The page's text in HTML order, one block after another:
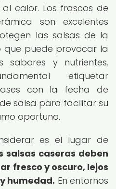
calor. Los frascos de
son excelentes
las salsas de la
que puede provocar la
sabores y nutrientes.
etiquetar
con la fecha de
salsa para facilitar su
oportuno.
es el lugar de
salsas caseras deben
fresco y oscuro, lejos
humedad. En entornos